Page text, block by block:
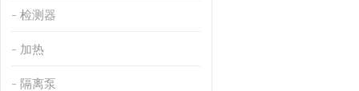
检测器
加热
隔离泵